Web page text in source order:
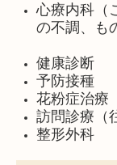
心療内科（
の不調、も
健康診断
予防接種
花粉症治療
訪問診療（
整形外科